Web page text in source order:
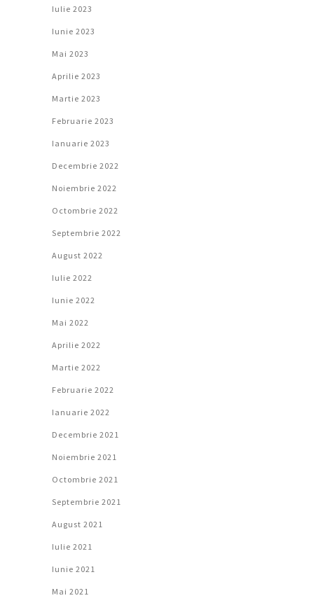
Iulie 2023
Iunie 2023
Mai 2023
Aprilie 2023
Martie 2023
Februarie 2023
Ianuarie 2023
Decembrie 2022
Noiembrie 2022
Octombrie 2022
Septembrie 2022
August 2022
Iulie 2022
Iunie 2022
Mai 2022
Aprilie 2022
Martie 2022
Februarie 2022
Ianuarie 2022
Decembrie 2021
Noiembrie 2021
Octombrie 2021
Septembrie 2021
August 2021
Iulie 2021
Iunie 2021
Mai 2021